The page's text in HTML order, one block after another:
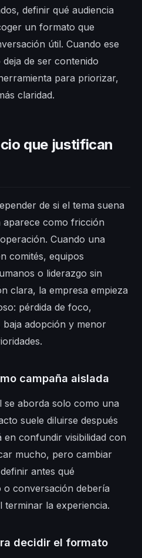
definir qué audiencia
un formato que
útil. Cuando ese
de ser contenido
para priorizar,
claridad.
que justifican
de si el tema suena
aparece como fricción
Cuando una
comités, equipos
o liderazgo sin
clara, la empresa empieza
pérdida de foco,
baja adopción y menor
campaña aislada
se aborda solo como una
suele diluirse después
en confundir visibilidad con
mucho, pero cambiar
antes qué
conversación debería
terminar la experiencia.
decidir el formato